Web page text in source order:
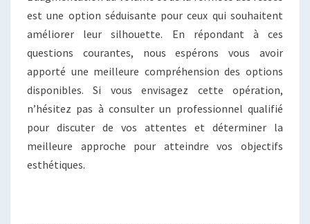
est une option séduisante pour ceux qui souhaitent
améliorer leur silhouette. En répondant à ces
questions courantes, nous espérons vous avoir
apporté une meilleure compréhension des options
disponibles. Si vous envisagez cette opération,
n’hésitez pas à consulter un professionnel qualifié
pour discuter de vos attentes et déterminer la
meilleure approche pour atteindre vos objectifs
esthétiques.